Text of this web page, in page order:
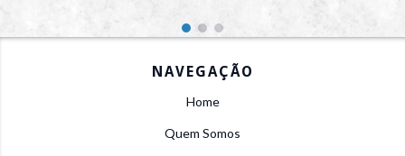
NAVEGAÇÃO
Home
Quem Somos